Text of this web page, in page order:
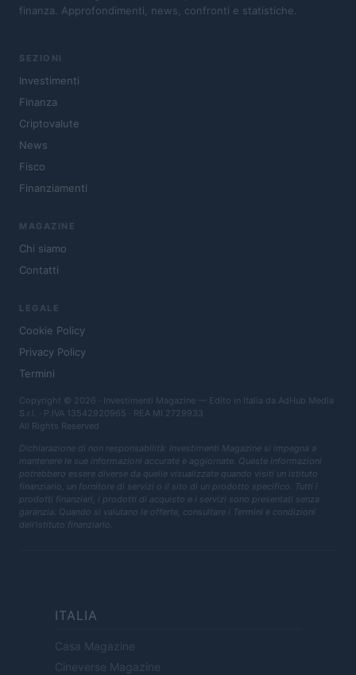
finanza. Approfondimenti, news, confronti e statistiche.
SEZIONI
Investimenti
Finanza
Criptovalute
News
Fisco
Finanziamenti
MAGAZINE
Chi siamo
Contatti
LEGALE
Cookie Policy
Privacy Policy
Termini
Copyright © 2026 · Investimenti Magazine — Edito in Italia da AdHub Media
S.r.l. · P.IVA 13542920965 · REA MI 2729933
All Rights Reserved
Dichiarazione di non responsabilità: Investimenti Magazine si impegna a
mantenere le sue informazioni accurate e aggiornate. Queste informazioni
potrebbero essere diverse da quelle visualizzate quando visiti un istituto
finanziario, un fornitore di servizi o il sito di un prodotto specifico. Tutti i
prodotti finanziari, i prodotti di acquisto e i servizi sono presentati senza
garanzia. Quando si valutano le offerte, consultare i Termini e condizioni
dell'istituto finanziario.
ITALIA
Casa Magazine
Cineverse Magazine